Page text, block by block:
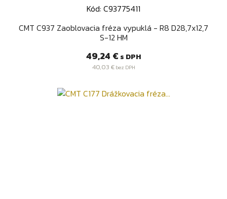
Kód: C93775411
CMT C937 Zaoblovacia fréza vypuklá - R8 D28,7x12,7
S-12 HM
Cena
49,24 € s DPH
40,03 €bez DPH